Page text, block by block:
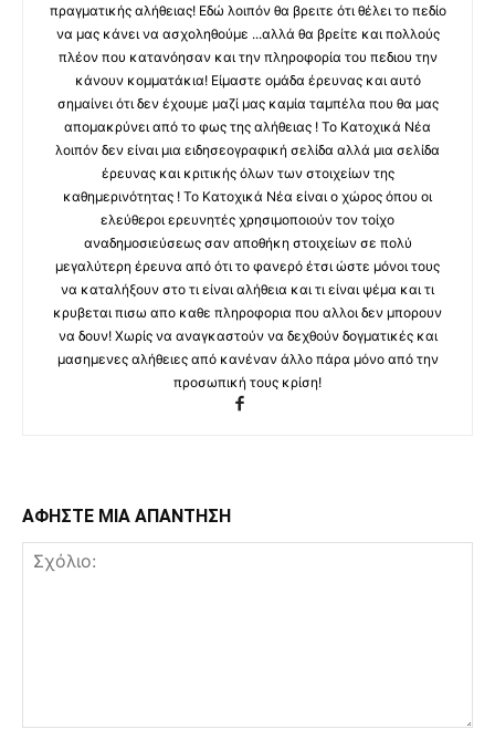
πραγματικής αλήθειας! Εδώ λοιπόν θα βρειτε ότι θέλει το πεδίο
να μας κάνει να ασχοληθούμε ...αλλά θα βρείτε και πολλούς
πλέον που κατανόησαν και την πληροφορία του πεδιου την
κάνουν κομματάκια! Είμαστε ομάδα έρευνας και αυτό
σημαίνει ότι δεν έχουμε μαζί μας καμία ταμπέλα που θα μας
απομακρύνει από το φως της αλήθειας ! Το Κατοχικά Νέα
λοιπόν δεν είναι μια ειδησεογραφική σελίδα αλλά μια σελίδα
έρευνας και κριτικής όλων των στοιχείων της
καθημερινότητας ! Το Κατοχικά Νέα είναι ο χώρος όπου οι
ελεύθεροι ερευνητές χρησιμοποιούν τον τοίχο
αναδημοσιεύσεως σαν αποθήκη στοιχείων σε πολύ
μεγαλύτερη έρευνα από ότι το φανερό έτσι ώστε μόνοι τους
να καταλήξουν στο τι είναι αλήθεια και τι είναι ψέμα και τι
κρυβεται πισω απο καθε πληροφορια που αλλοι δεν μπορουν
να δουν! Χωρίς να αναγκαστούν να δεχθούν δογματικές και
μασημενες αλήθειες από κανέναν άλλο πάρα μόνο από την
προσωπική τους κρίση!
ΑΦΗΣΤΕ ΜΙΑ ΑΠΑΝΤΗΣΗ